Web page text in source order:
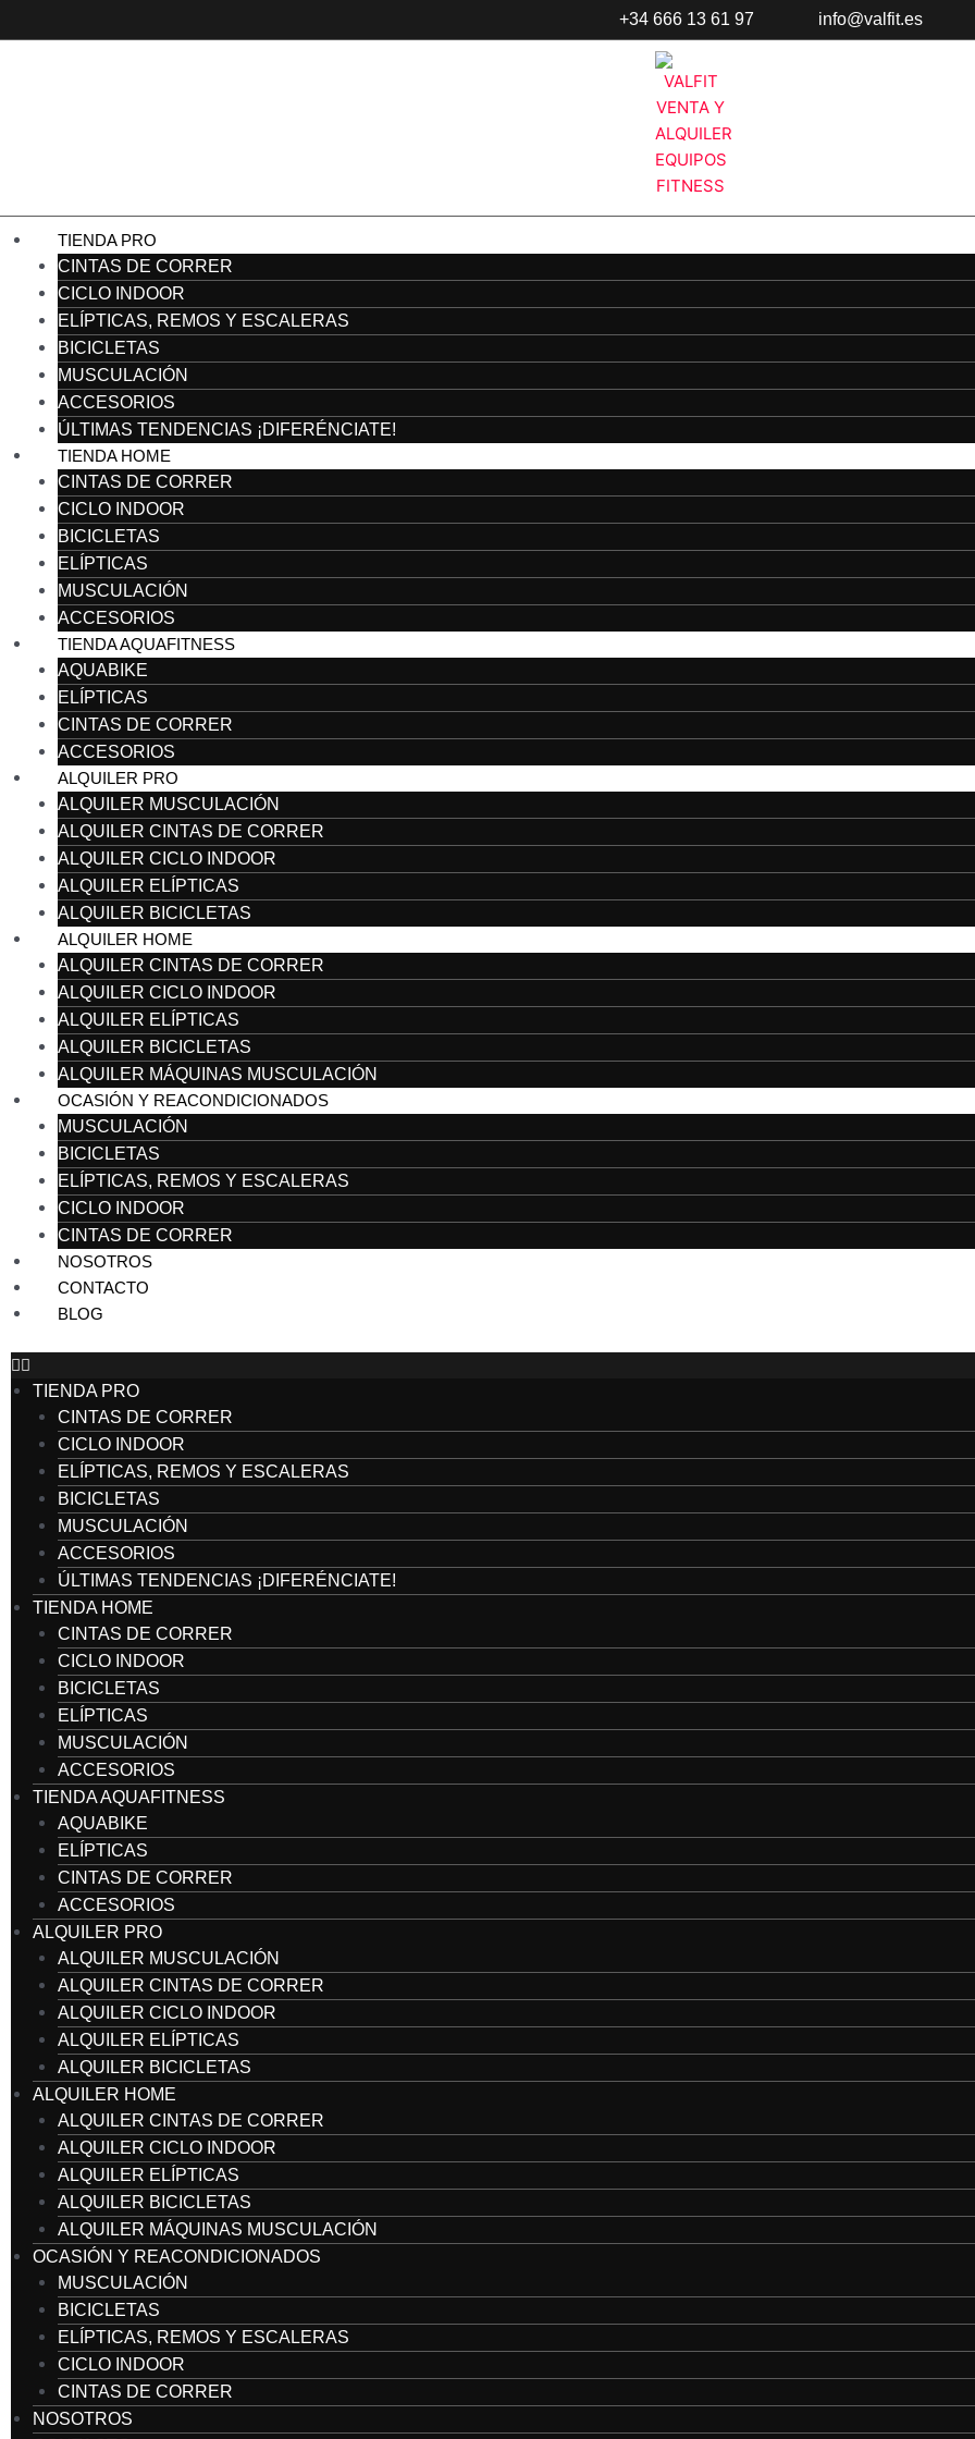
al
+34 666 13 61 97 info@valfit.es
TIENDA PRO
CINTAS DE CORRER
CICLO INDOOR
ELÍPTICAS, REMOS Y ESCALERAS
BICICLETAS
MUSCULACIÓN
ACCESORIOS
ÚLTIMAS TENDENCIAS ¡DIFERÉNCIATE!
TIENDA HOME
CINTAS DE CORRER
CICLO INDOOR
BICICLETAS
ELÍPTICAS
MUSCULACIÓN
ACCESORIOS
TIENDA AQUAFITNESS
AQUABIKE
ELÍPTICAS
CINTAS DE CORRER
ACCESORIOS
ALQUILER PRO
ALQUILER MUSCULACIÓN
ALQUILER CINTAS DE CORRER
ALQUILER CICLO INDOOR
ALQUILER ELÍPTICAS
ALQUILER BICICLETAS
ALQUILER HOME
ALQUILER CINTAS DE CORRER
ALQUILER CICLO INDOOR
ALQUILER ELÍPTICAS
ALQUILER BICICLETAS
ALQUILER MÁQUINAS MUSCULACIÓN
OCASIÓN Y REACONDICIONADOS
MUSCULACIÓN
BICICLETAS
ELÍPTICAS, REMOS Y ESCALERAS
CICLO INDOOR
CINTAS DE CORRER
NOSOTROS
CONTACTO
BLOG
TIENDA PRO
CINTAS DE CORRER
CICLO INDOOR
ELÍPTICAS, REMOS Y ESCALERAS
BICICLETAS
MUSCULACIÓN
ACCESORIOS
ÚLTIMAS TENDENCIAS ¡DIFERÉNCIATE!
TIENDA HOME
CINTAS DE CORRER
CICLO INDOOR
BICICLETAS
ELÍPTICAS
MUSCULACIÓN
ACCESORIOS
TIENDA AQUAFITNESS
AQUABIKE
ELÍPTICAS
CINTAS DE CORRER
ACCESORIOS
ALQUILER PRO
ALQUILER MUSCULACIÓN
ALQUILER CINTAS DE CORRER
ALQUILER CICLO INDOOR
ALQUILER ELÍPTICAS
ALQUILER BICICLETAS
ALQUILER HOME
ALQUILER CINTAS DE CORRER
ALQUILER CICLO INDOOR
ALQUILER ELÍPTICAS
ALQUILER BICICLETAS
ALQUILER MÁQUINAS MUSCULACIÓN
OCASIÓN Y REACONDICIONADOS
MUSCULACIÓN
BICICLETAS
ELÍPTICAS, REMOS Y ESCALERAS
CICLO INDOOR
CINTAS DE CORRER
NOSOTROS